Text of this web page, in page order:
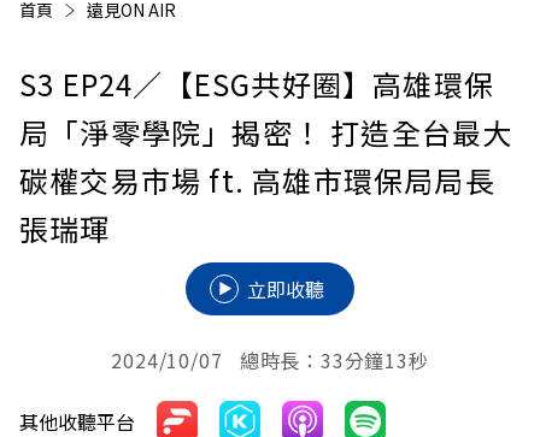
首頁 遠見ON AIR
S3 EP24／【ESG共好圈】高雄環保
局「淨零學院」揭密！ 打造全台最大
碳權交易市場 ft. 高雄市環保局局長
張瑞琿
立即收聽
2024/10/07 總時長：33分鐘13秒
其他收聽平台